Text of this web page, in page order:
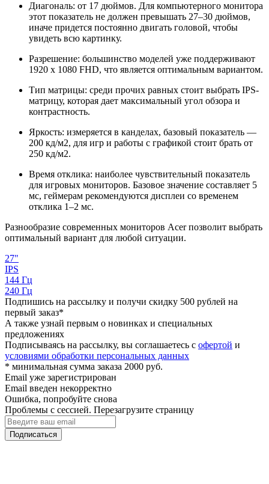
Диагональ: от 17 дюймов. Для компьютерного монитора
этот показатель не должен превышать 27–30 дюймов,
иначе придется постоянно двигать головой, чтобы
увидеть всю картинку.
Разрешение: большинство моделей уже поддерживают
1920 x 1080 FHD, что является оптимальным вариантом.
Тип матрицы: среди прочих равных стоит выбрать IPS-
матрицу, которая дает максимальный угол обзора и
контрастность.
Яркость: измеряется в канделах, базовый показатель —
200 кд/м2, для игр и работы с графикой стоит брать от
250 кд/м2.
Время отклика: наиболее чувствительный показатель
для игровых мониторов. Базовое значение составляет 5
мс, геймерам рекомендуются дисплеи со временем
отклика 1–2 мс.
Разнообразие современных мониторов Acer позволит выбрать
оптимальный вариант для любой ситуации.
27"
IPS
144 Гц
240 Гц
Подпишись на рассылку и получи скидку 500 рублей на
первый заказ*
А также узнай первым о новинках и специальных
предложениях
Подписываясь на рассылку, вы соглашаетесь с офертой и
условиями обработки персональных данных
* минимальная сумма заказа 2000 руб.
Email уже зарегистрирован
Email введен некорректно
Ошибка, попробуйте снова
Проблемы с сессией. Перезагрузите страницу
Подписаться